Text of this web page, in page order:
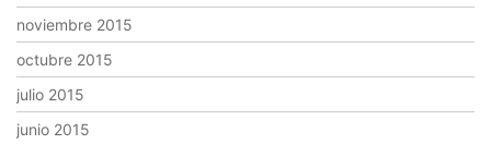
noviembre 2015
octubre 2015
julio 2015
junio 2015